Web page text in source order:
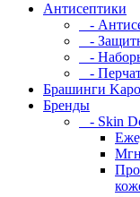
Антисептики
-
-
-
-
Брашинги
Бренды
- Skin